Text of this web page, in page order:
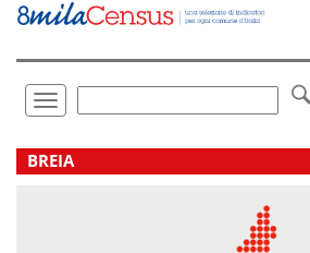
Vai
direttamente
Toggle
navigation
.
BREIA